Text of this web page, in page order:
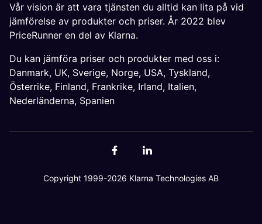
Vår vision är att vara tjänsten du alltid kan lita på vid
jämförelse av produkter och priser. År 2022 blev
PriceRunner en del av Klarna.
Du kan jämföra priser och produkter med oss i:
Danmark, UK, Sverige, Norge, USA, Tyskland,
Österrike, Finland, Frankrike, Irland, Italien,
Nederländerna, Spanien
Copyright 1999-2026 Klarna Technologies AB